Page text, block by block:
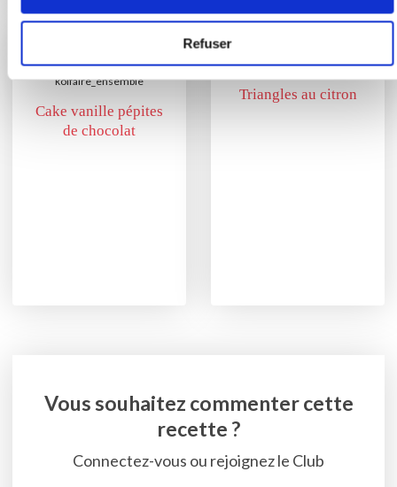
Refuser
koifaire_ensemble
Cake vanille pépites
de chocolat
mayalen1515
Triangles au citron
Vous souhaitez commenter cette
recette ?
Connectez-vous ou rejoignez le Club